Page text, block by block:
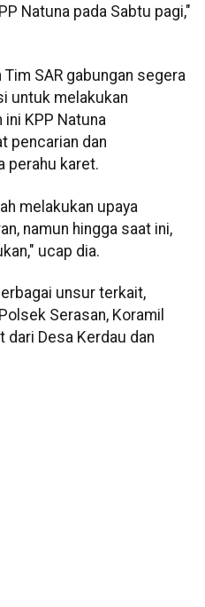
Natuna pada Sabtu pagi,"
SAR gabungan segera
untuk melakukan
ini KPP Natuna
pencarian dan
perahu karet.
melakukan upaya
namun hingga saat ini,
ucap dia.
unsur terkait,
Serasan, Koramil
dari Desa Kerdau dan